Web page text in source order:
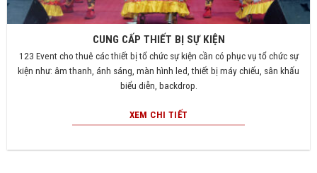
CUNG CẤP THIẾT BỊ SỰ KIỆN
123 Event cho thuê các thiết bị tổ chức sự kiện cần có phục vụ tổ chức sự
kiện như: âm thanh, ánh sáng, màn hình led, thiết bị máy chiếu, sân khấu
biểu diễn, backdrop.
XEM CHI TIẾT